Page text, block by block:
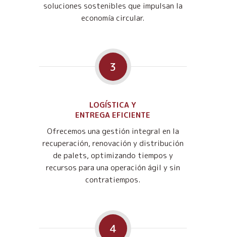
soluciones sostenibles que impulsan la
economía circular.
3
LOGÍSTICA Y
ENTREGA EFICIENTE
Ofrecemos una gestión integral en la
recuperación, renovación y distribución
de palets, optimizando tiempos y
recursos para una operación ágil y sin
contratiempos.
4